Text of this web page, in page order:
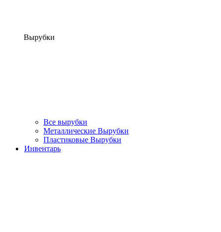
Вырубки
Все вырубки
Металлические Вырубки
Пластиковые Вырубки
Инвентарь